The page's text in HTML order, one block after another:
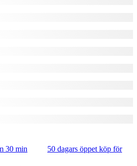
30 min 50 dagars öppet köp för